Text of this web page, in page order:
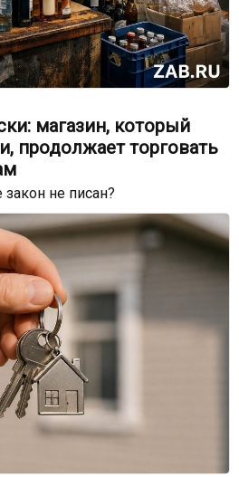
магазин, который
продолжает торговать
не писан?